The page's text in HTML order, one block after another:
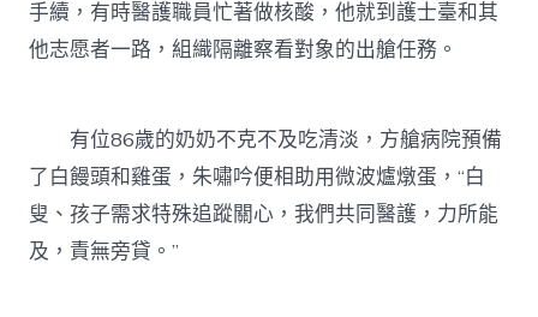
手續，有時醫護職員忙著做核酸，他就到護士臺和其
他志愿者一路，組織隔離察看對象的出艙任務。
有位86歲的奶奶不克不及吃清淡，方艙病院預備
了白饅頭和雞蛋，朱嘯吟便相助用微波爐燉蛋，“白
叟、孩子需求特殊追蹤關心，我們共同醫護，力所能
及，責無旁貸。”